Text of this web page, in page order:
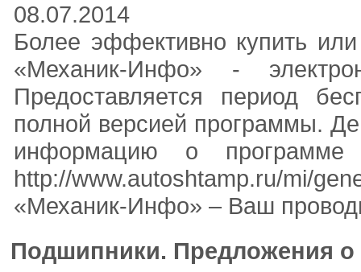
08.07.2014
Более эффективно купить
«Механик-Инфо» -
Предоставляется период
полной версией программы.
информацию о
http://www.autoshtamp.ru/
«Механик-Инфо» – Ваш
Подшипники. Предложения о